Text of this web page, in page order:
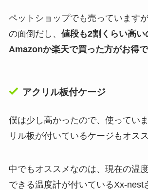
ペットショップでも売っています
の面倒だし、 値段も2割くらい高い
Amazonか楽天で買った方がお得
アクリル板付ケージ
僕は少し高かったので、使ってい
リル板が付いているケージもオスス
中でもオススメなのは、現在の温
できる温度計が付いているXx-nest